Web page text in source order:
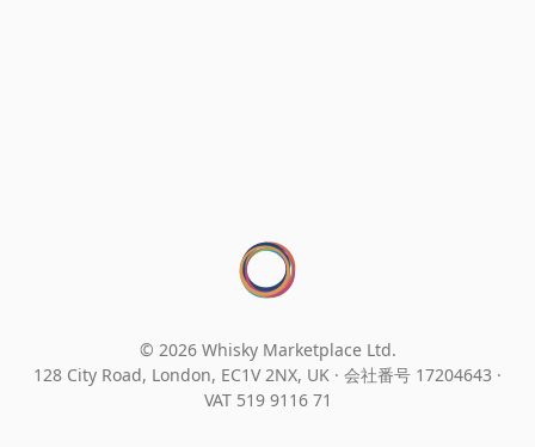
© 2026 Whisky Marketplace Ltd.
128 City Road, London, EC1V 2NX, UK · 会社番号 17204643 ·
VAT 519 9116 71